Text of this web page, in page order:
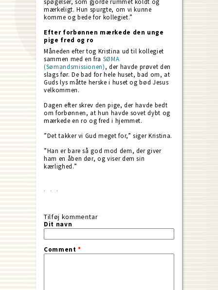
spøgelser, som gjorde rummet koldt og
mærkeligt. Hun spurgte, om vi kunne
komme og bede for kollegiet.”
Efter forbønnen mærkede den unge
pige fred og ro
Måneden efter tog Kristina ud til kollegiet
sammen med en fra SØMA
(Sømandsmissionen), der havde prøvet den
slags før. De bad for hele huset, bad om, at
Guds lys måtte herske i huset og bød Jesus
velkommen.
Dagen efter skrev den pige, der havde bedt
om forbønnen, at hun havde sovet dybt og
mærkede en ro og fred i hjemmet.
”Det takker vi Gud meget for,” siger Kristina.
”Han er bare så god mod dem, der giver
ham en åben dør, og viser dem sin
kærlighed.”
Tilføj kommentar
Dit navn
Comment*